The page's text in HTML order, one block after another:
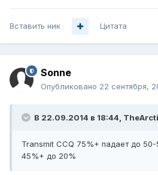
Вставить ник Цитата
Sonne
Опубликовано 22 сентября,
В 22.09.2014 в 18:44,
Transmit CCQ 75%+ падает до
45%+ до 20%